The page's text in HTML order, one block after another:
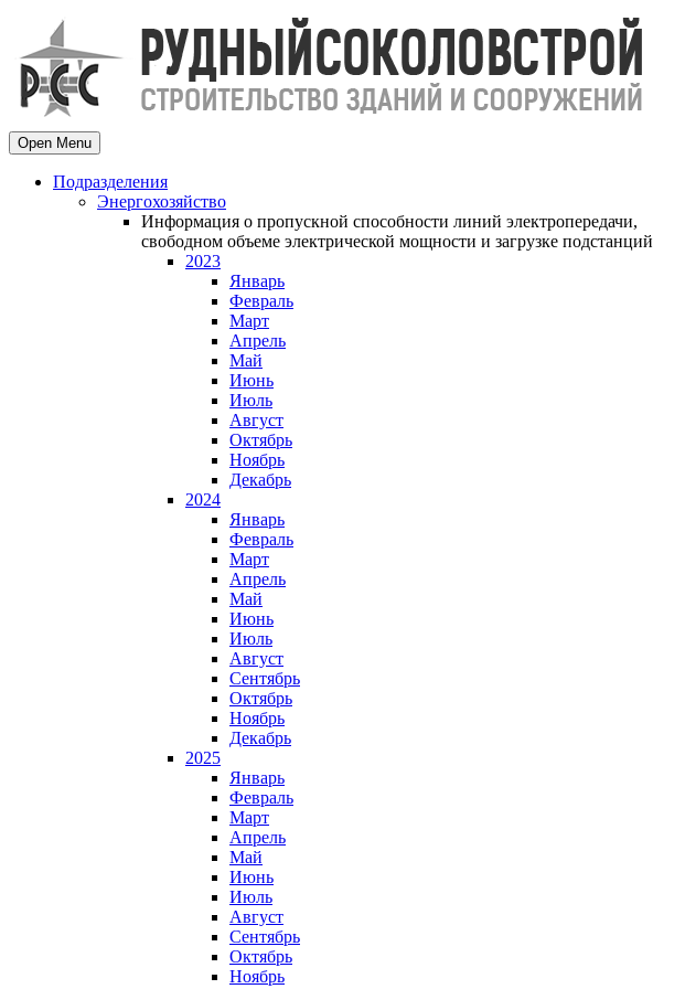
Open Menu
Подразделения
Энергохозяйство
Информация о пропускной способности линий электропередачи,
свободном объеме электрической мощности и загрузке подстанций
2023
Январь
Февраль
Март
Апрель
Май
Июнь
Июль
Август
Октябрь
Ноябрь
Декабрь
2024
Январь
Февраль
Март
Апрель
Май
Июнь
Июль
Август
Сентябрь
Октябрь
Ноябрь
Декабрь
2025
Январь
Февраль
Март
Апрель
Май
Июнь
Июль
Август
Сентябрь
Октябрь
Ноябрь